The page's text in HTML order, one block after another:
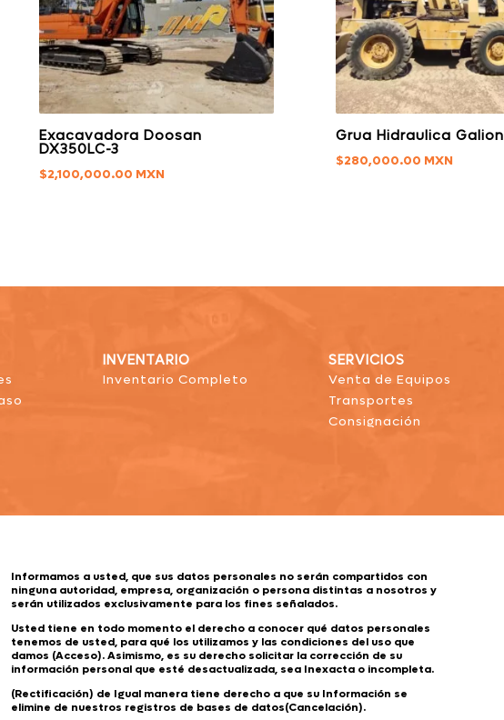
Exacavadora Doosan
DX350LC-3
$2,100,000.00
Grua Hidraulica Galion
$280,000.00
INVENTARIO
Inventario Completo
SERVICIOS
Venta de Equipos
Transportes
Consignación
Informamos a usted, que sus datos personales no serán compartidos con
ninguna autoridad, empresa, organización o persona distintas a nosotros y
serán utilizados exclusivamente para los fines señalados.
Usted tiene en todo momento el derecho a conocer qué datos personales
tenemos de usted, para qué los utilizamos y las condiciones del uso que
damos (Acceso). Asimismo, es su derecho solicitar la corrección de su
información personal que esté desactualizada, sea Inexacta o incompleta.
(Rectificación) de Igual manera tiene derecho a que su Información se
elimine de nuestros registros de bases de datos(Cancelación).